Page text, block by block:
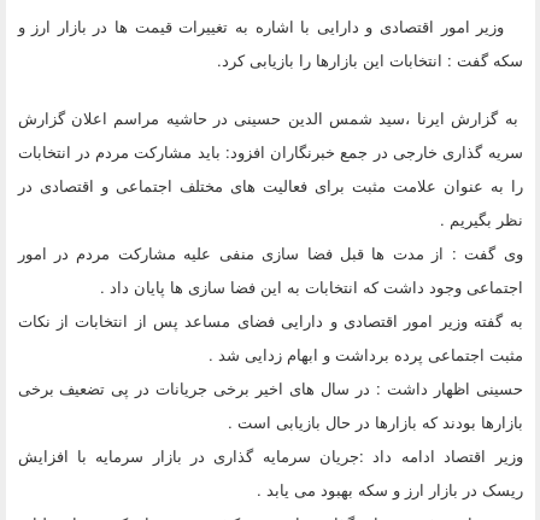
وزیر امور اقتصادی و دارایی با اشاره به تغییرات قیمت ها در بازار ارز و
سکه گفت : ‌انتخابات این بازارها را بازیابی کرد.
به گزارش ایرنا ،‌‌سید شمس الدین حسینی در حاشیه مراسم اعلان گزارش
سریه گذاری خارجی در جمع خبرنگاران افزود: ‌باید مشارکت مردم در انتخابات
را به عنوان علامت مثبت برای فعالیت های مختلف اجتماعی و اقتصادی در
نظر بگیریم .
وی گفت : از مدت ها قبل فضا سازی منفی علیه مشارکت مردم در امور
اجتماعی وجود داشت که انتخابات به این فضا سازی ها پایان داد .
به گفته وزیر امور اقتصادی و دارایی فضای مساعد پس از انتخابات از نکات
مثبت اجتماعی پرده برداشت و ابهام زدایی شد .
حسینی اظهار داشت :‌ در سال های اخیر برخی جریانات در پی تضعیف برخی
بازارها بودند که بازارها در حال بازیابی است .
وزیر اقتصاد ادامه داد :‌جریان سرمایه گذاری در بازار سرمایه با افزایش
ریسک در بازار ارز و سکه بهبود می یابد .